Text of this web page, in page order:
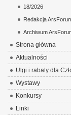
18/2026
Redakcja
Archiwum
Strona główna
Aktualności
Ulgi i rabaty dla
Wystawy
Konkursy
Linki